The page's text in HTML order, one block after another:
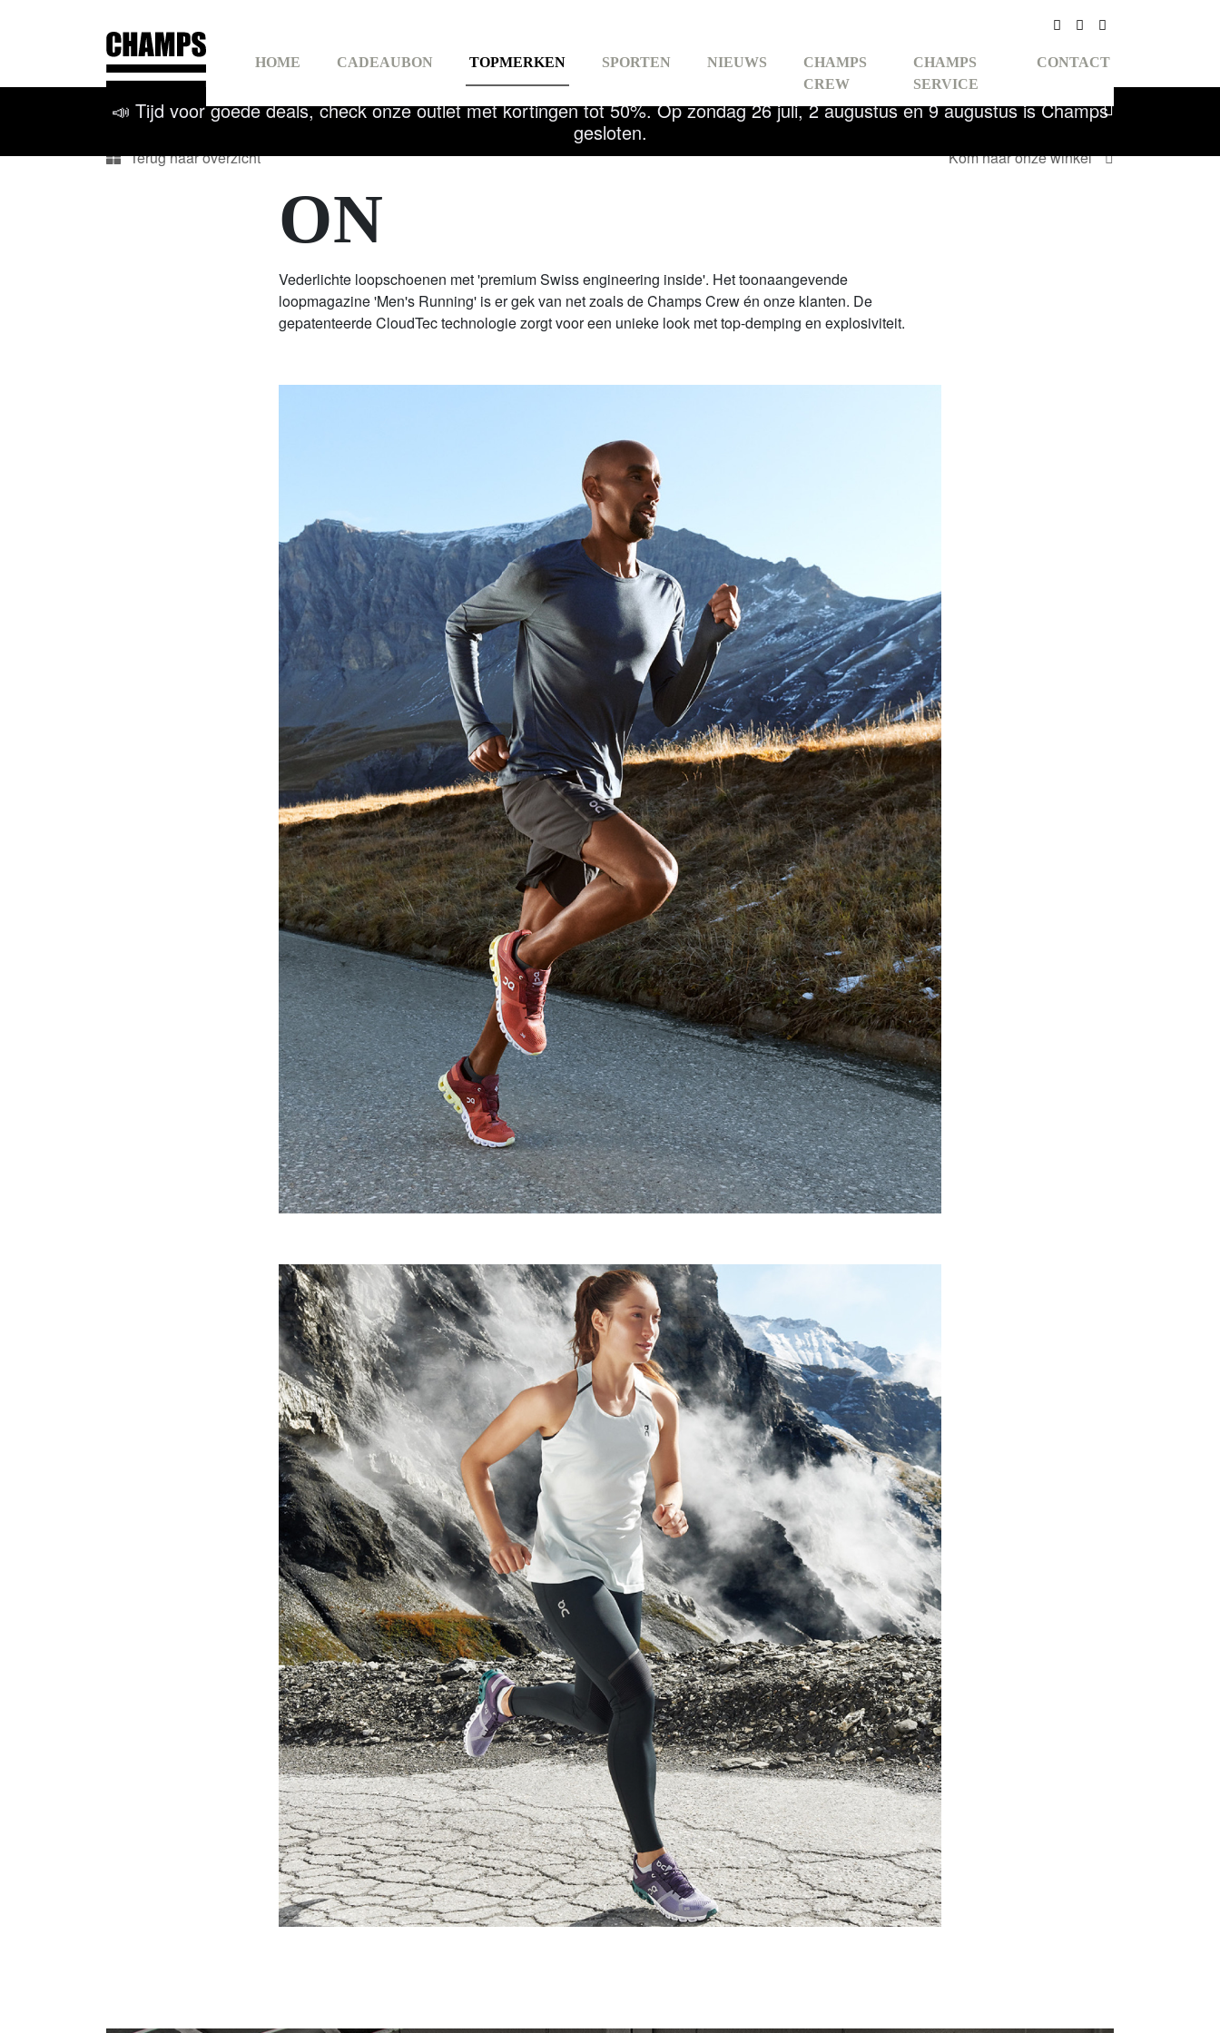
SNOW
RACKET
SPORTS
BEACH
YOGA
OUTDOOR
Champs Sport
HOME
CADEAUBON TOPMERKEN SPORTEN NIEUWS
CHAMPS
CREW
CHAMPS
SERVICE
CONTACT
Facebook
InstagramNieuwsbrief
📣 Tijd voor goede deals, check onze outlet met kortingen tot 50%. Op zondag 26 juli, 2 augustus en 9 augustus is Champs
gesloten.
Terug naar overzicht Kom naar onze winkel
ON
Vederlichte loopschoenen met 'premium Swiss engineering inside'. Het toonaangevende
loopmagazine 'Men's Running' is er gek van net zoals de Champs Crew én onze klanten. De
gepatenteerde CloudTec technologie zorgt voor een unieke look met top-demping en explosiviteit.